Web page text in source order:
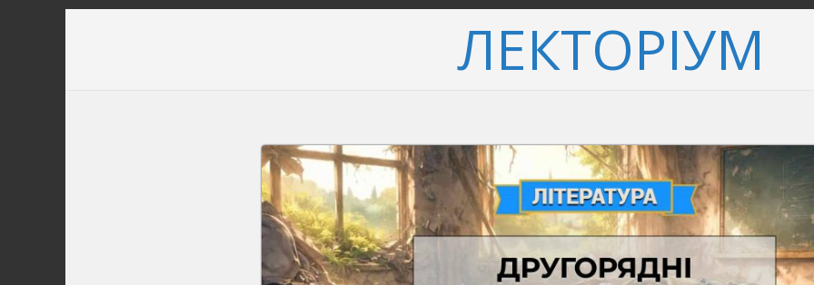
ЛЕКТОРІУМ